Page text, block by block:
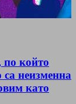
по който
неизменна
като